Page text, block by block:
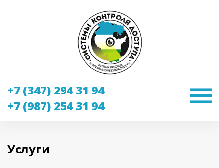
+7 (347) 294 31 94
+7 (987) 254 31 94
Услуги